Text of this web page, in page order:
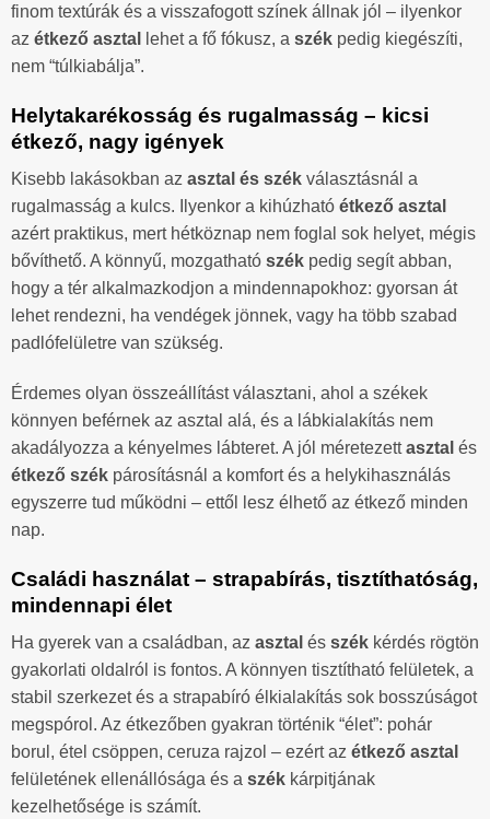
finom textúrák és a visszafogott színek állnak jól – ilyenkor
az étkező asztal lehet a fő fókusz, a szék pedig kiegészíti,
nem “túlkiabálja”.
Helytakarékosság és rugalmasság – kicsi
étkező, nagy igények
Kisebb lakásokban az asztal és szék választásnál a
rugalmasság a kulcs. Ilyenkor a kihúzható étkező asztal
azért praktikus, mert hétköznap nem foglal sok helyet, mégis
bővíthető. A könnyű, mozgatható szék pedig segít abban,
hogy a tér alkalmazkodjon a mindennapokhoz: gyorsan át
lehet rendezni, ha vendégek jönnek, vagy ha több szabad
padlófelületre van szükség.
Érdemes olyan összeállítást választani, ahol a székek
könnyen beférnek az asztal alá, és a lábkialakítás nem
akadályozza a kényelmes lábteret. A jól méretezettasztal és
étkező szék párosításnál a komfort és a helykihasználás
egyszerre tud működni – ettől lesz élhető az étkező minden
nap.
Családi használat – strapabírás, tisztíthatóság,
mindennapi élet
Ha gyerek van a családban, az asztal és szék kérdés rögtön
gyakorlati oldalról is fontos. A könnyen tisztítható felületek, a
stabil szerkezet és a strapabíró élkialakítás sok bosszúságot
megspórol. Az étkezőben gyakran történik “élet”: pohár
borul, étel csöppen, ceruza rajzol – ezért az étkező asztal
felületének ellenállósága és a szék kárpitjának
kezelhetősége is számít.